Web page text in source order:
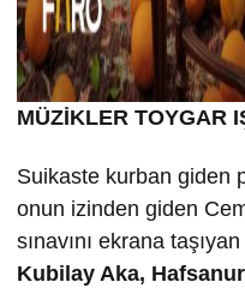
MÜZİKLER TOYGAR
Suikaste kurban giden
onun izinden giden
sınavını ekrana
Kubilay Aka,